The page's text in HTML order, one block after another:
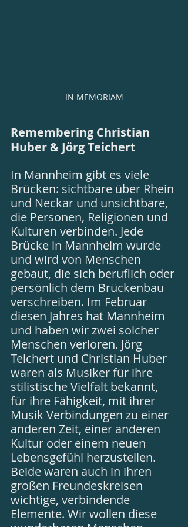
IN MEMORIAM
Remembering Christian
Huber & Jörg Teichert
In Mannheim gibt es viele
Brücken: sichtbare über Rhein
und Neckar und unsichtbare,
die Personen, Religionen und
Kulturen verbinden. Jede
Brücke in Mannheim wurde
und wird von Menschen
gebaut, die sich beruflich oder
persönlich dem Brückenbau
verschreiben. Im Februar
diesen Jahres hat Mannheim
und haben wir zwei solcher
Menschen verloren. Jörg
Teichert und Christian Huber
waren als Musiker für ihre
stilistische Vielfalt bekannt,
für ihre Fähigkeit, mit ihrer
Musik Verbindungen zu einer
anderen Zeit, einer anderen
Kultur oder einem neuen
Lebensgefühl herzustellen.
Beide waren auch in ihren
großen Freundeskreisen
wichtige, verbindende
Elemente. Wir wollen diese